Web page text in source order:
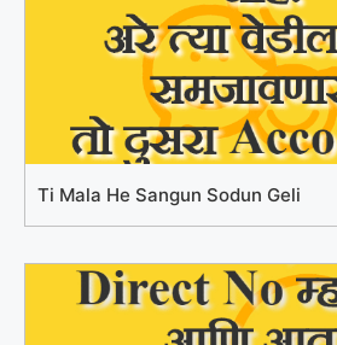
Ti Mala He Sangun Sodun Geli